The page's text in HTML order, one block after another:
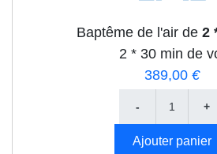
Baptême de l'air de 2
2 * 30 min de
389,00 €